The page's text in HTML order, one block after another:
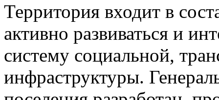
Территория входит в
активно развиваться и
систему социальной,
инфраструктуры.